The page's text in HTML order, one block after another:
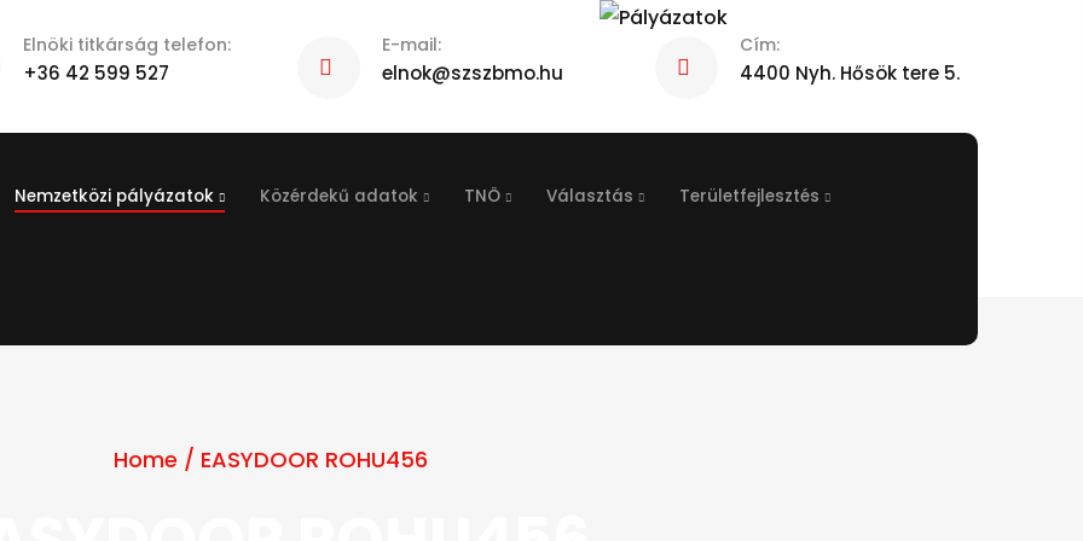
Elnöki titkárság telefon:
+36 42 599 527
E-mail:
elnok@szszbmo.hu
Cím:
4400 Nyh. Hősök tere 5.
Nemzetközi pályázatok Közérdekű adatok TNÖ Választás Területfejlesztés
Home / EASYDOOR ROHU456